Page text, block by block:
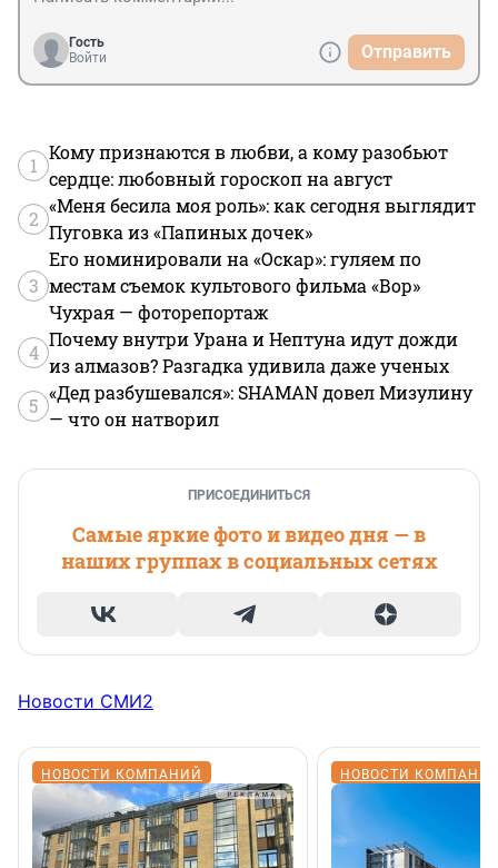
Гость
Войти
Отправить
1
Кому признаются в любви, а кому разобьют
сердце: любовный гороскоп на август
2
«Меня бесила моя роль»: как сегодня выглядит
Пуговка из «Папиных дочек»
3
Его номинировали на «Оскар»: гуляем по
местам съемок культового фильма «Вор»
Чухрая — фоторепортаж
4
Почему внутри Урана и Нептуна идут дожди
из алмазов? Разгадка удивила даже ученых
5
«Дед разбушевался»: SHAMAN довел Мизулину
— что он натворил
ПРИСОЕДИНИТЬСЯ
Самые яркие фото и видео дня — в
наших группах в социальных сетях
Новости СМИ2
НОВОСТИ КОМПАНИЙ НОВОСТИ